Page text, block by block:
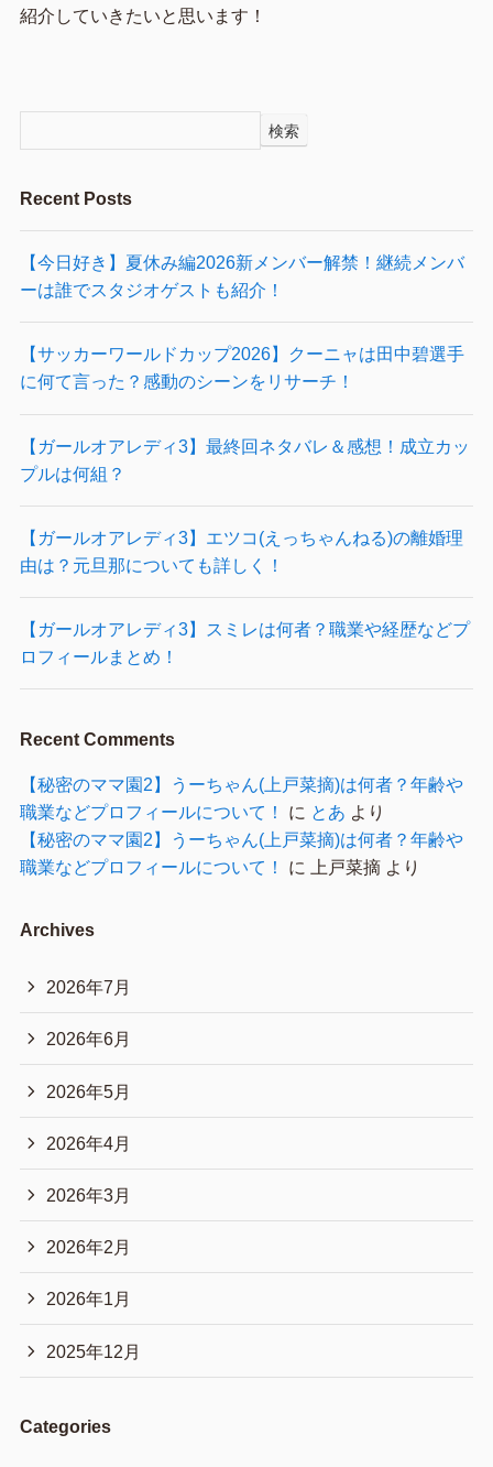
紹介していきたいと思います！
検索
Recent Posts
【今日好き】夏休み編2026新メンバー解禁！継続メンバ
ーは誰でスタジオゲストも紹介！
【サッカーワールドカップ2026】クーニャは田中碧選手
に何て言った？感動のシーンをリサーチ！
【ガールオアレディ3】最終回ネタバレ＆感想！成立カッ
プルは何組？
【ガールオアレディ3】エツコ(えっちゃんねる)の離婚理
由は？元旦那についても詳しく！
【ガールオアレディ3】スミレは何者？職業や経歴などプ
ロフィールまとめ！
Recent Comments
【秘密のママ園2】うーちゃん(上戸菜摘)は何者？年齢や
職業などプロフィールについて！
に とあ より
【秘密のママ園2】うーちゃん(上戸菜摘)は何者？年齢や
職業などプロフィールについて！
に 上戸菜摘より
Archives
2026年7月
2026年6月
2026年5月
2026年4月
2026年3月
2026年2月
2026年1月
2025年12月
Categories